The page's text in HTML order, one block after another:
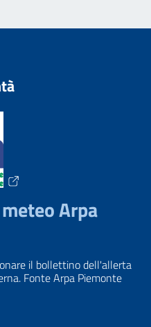
Arpa
il bollettino dell'allerta
Fonte Arpa Piemonte